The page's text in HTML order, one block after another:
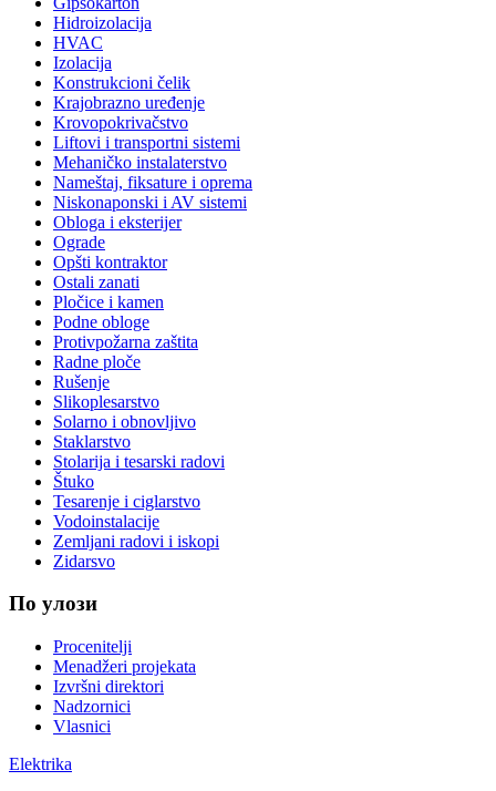
Hidroizolacija
HVAC
Izolacija
Konstrukcioni čelik
Krajobrazno uređenje
Krovopokrivačstvo
Liftovi i transportni sistemi
Mehaničko instalaterstvo
Nameštaj, fiksature i oprema
Niskonaponski i AV sistemi
Obloga i eksterijer
Ograde
Opšti kontraktor
Ostali zanati
Pločice i kamen
Podne obloge
Protivpožarna zaštita
Radne ploče
Rušenje
Slikoplesarstvo
Solarno i obnovljivo
Staklarstvo
Stolarija i tesarski radovi
Štuko
Tesarenje i ciglarstvo
Vodoinstalacije
Zemljani radovi i iskopi
Zidarsvo
По улози
Procenitelji
Menadžeri projekata
Izvršni direktori
Nadzornici
Vlasnici
Elektrika